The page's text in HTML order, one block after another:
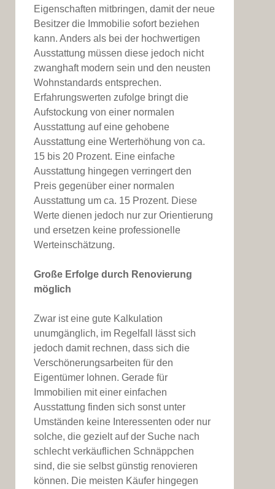
Eigenschaften mitbringen, damit der neue
Besitzer die Immobilie sofort beziehen
kann. Anders als bei der hochwertigen
Ausstattung müssen diese jedoch nicht
zwanghaft modern sein und den neusten
Wohnstandards entsprechen.
Erfahrungswerten zufolge bringt die
Aufstockung von einer normalen
Ausstattung auf eine gehobene
Ausstattung eine Werterhöhung von ca.
15 bis 20 Prozent. Eine einfache
Ausstattung hingegen verringert den
Preis gegenüber einer normalen
Ausstattung um ca. 15 Prozent. Diese
Werte dienen jedoch nur zur Orientierung
und ersetzen keine professionelle
Werteinschätzung.
Große Erfolge durch Renovierung
möglich
Zwar ist eine gute Kalkulation
unumgänglich, im Regelfall lässt sich
jedoch damit rechnen, dass sich die
Verschönerungsarbeiten für den
Eigentümer lohnen. Gerade für
Immobilien mit einer einfachen
Ausstattung finden sich sonst unter
Umständen keine Interessenten oder nur
solche, die gezielt auf der Suche nach
schlecht verkäuflichen Schnäppchen
sind, die sie selbst günstig renovieren
können. Die meisten Käufer hingegen